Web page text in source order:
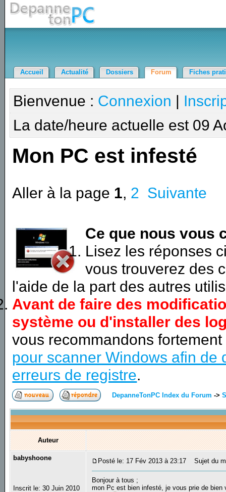
Accueil Actualité Dossiers Forum Fiches
Bienvenue : Connexion |
La date/heure actuelle est 09
Mon PC est infesté
Aller à la page 1, 2 Suivante
Ce que nous vous
Lisez les réponses
vous trouverez des
l'aide de la part des autres
Avant de faire des
système ou d'installer des
vous recommandons
pour scanner Windows afin de
erreurs de registre.
DepanneTonPC Index du Forum ->
Auteur
babyshoone
Inscrit le: 30 Juin 2010
Posté le: 17 Fév 2013 à 23:17 Sujet du
Bonjour à tous ;
mon Pc est bien infesté, je vous prie de bien